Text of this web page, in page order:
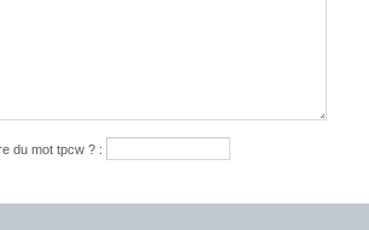
du mottpcw ? :